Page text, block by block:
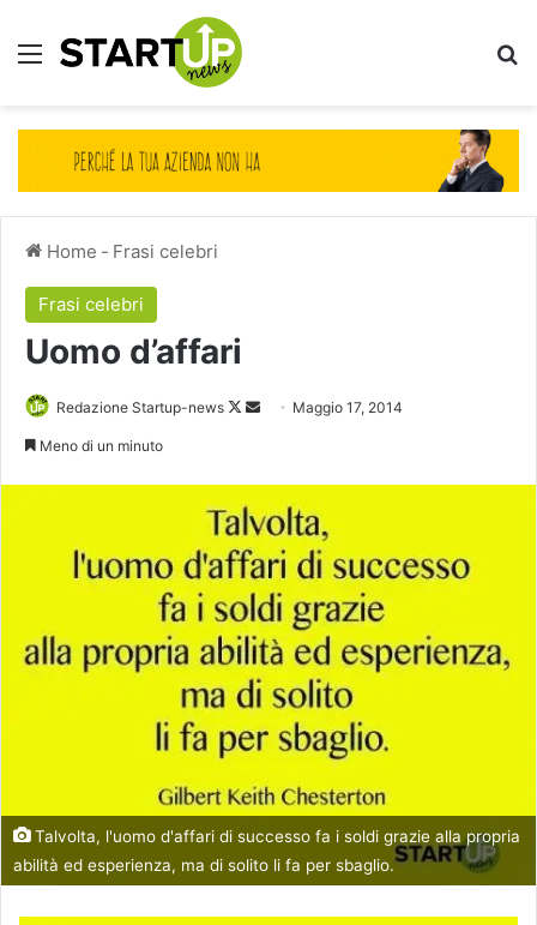
Menu
Home - Frasi celebri
Frasi celebri
Uomo d’affari
Redazione Startup-news
Follow
Invia Maggio 17, 2014
Meno di un minuto
Talvolta, l'uomo d'affari di successo fa i soldi grazie alla propria
abilità ed esperienza, ma di solito li fa per sbaglio.